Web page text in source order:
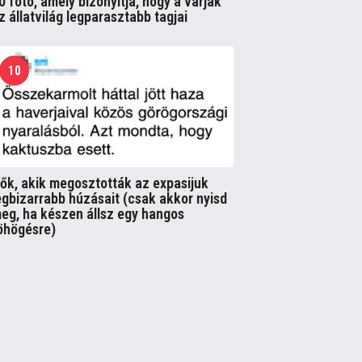
állatvilág legparasztabb tagjai
10
akik megosztották az expasijuk
húzásait (csak akkor nyisd
ha készen állsz egy hangos